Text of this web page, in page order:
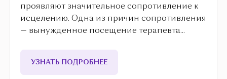
проявляют значительное сопротивление к
исцелению. Одна из причин сопротивления
— вынужденное посещение терапевта...
УЗНАТЬ ПОДРОБНЕЕ